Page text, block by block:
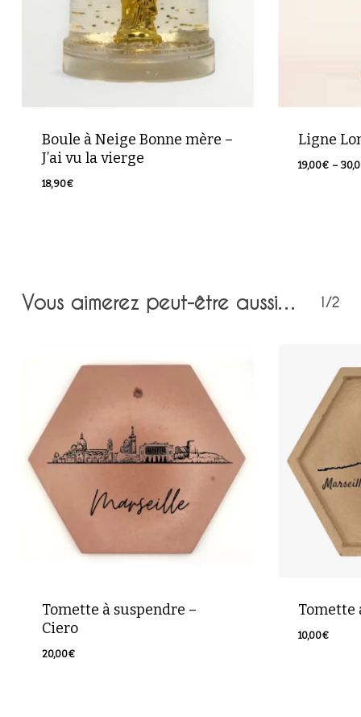
Boule à Neige Bonne mère –
J’ai vu la vierge
18,90€
Ligne
19,00€ –
Vous aimerez peut-être aussi… 1/2
Tomette à suspendre –
Ciero
20,00€
Tomette
10,00€